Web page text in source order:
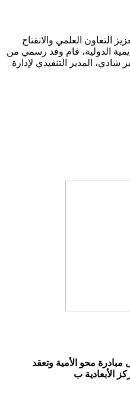
التعاون العلمي والانفتاح
الدولية، قام وفد رسمي من
شادي، المدير التنفيذي لإدارة
محو الأمية وتعقد